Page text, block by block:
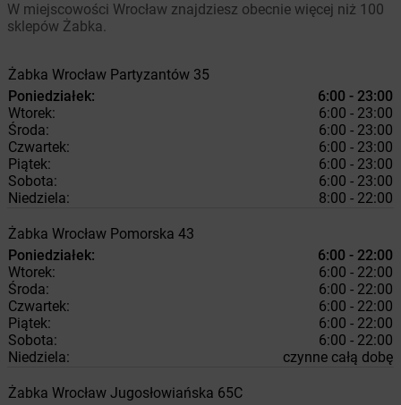
W miejscowości Wrocław znajdziesz obecnie więcej niż 100
sklepów Żabka.
Żabka Wrocław Partyzantów 35
Poniedziałek:
6:00 - 23:00
Wtorek:
6:00 - 23:00
Środa:
6:00 - 23:00
Czwartek:
6:00 - 23:00
Piątek:
6:00 - 23:00
Sobota:
6:00 - 23:00
Niedziela:
8:00 - 22:00
Żabka Wrocław Pomorska 43
Poniedziałek:
6:00 - 22:00
Wtorek:
6:00 - 22:00
Środa:
6:00 - 22:00
Czwartek:
6:00 - 22:00
Piątek:
6:00 - 22:00
Sobota:
6:00 - 22:00
Niedziela:
czynne całą dobę
Żabka Wrocław Jugosłowiańska 65C